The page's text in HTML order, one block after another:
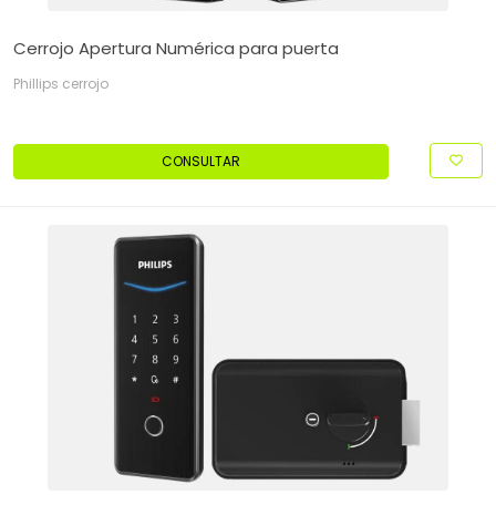
Cerrojo Apertura Numérica para puerta
Phillips cerrojo
CONSULTAR